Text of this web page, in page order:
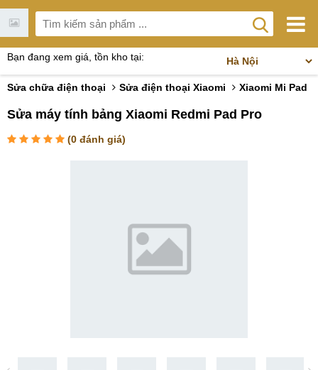
Bạn đang xem giá, tồn kho tại:
Sửa chữa điện thoại Sửa điện thoại Xiaomi Xiaomi Mi Pad
Sửa máy tính bảng Xiaomi Redmi Pad Pro
(0 đánh giá)